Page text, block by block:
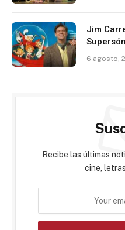
Jim
6 agosto,
Recibe las últimas
cine,